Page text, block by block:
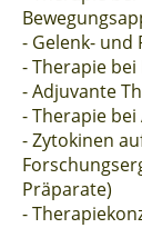
- Gelenk-
- Therapie
- Adjuvante
- Therapie
- Zytokinen
Präparate)
-